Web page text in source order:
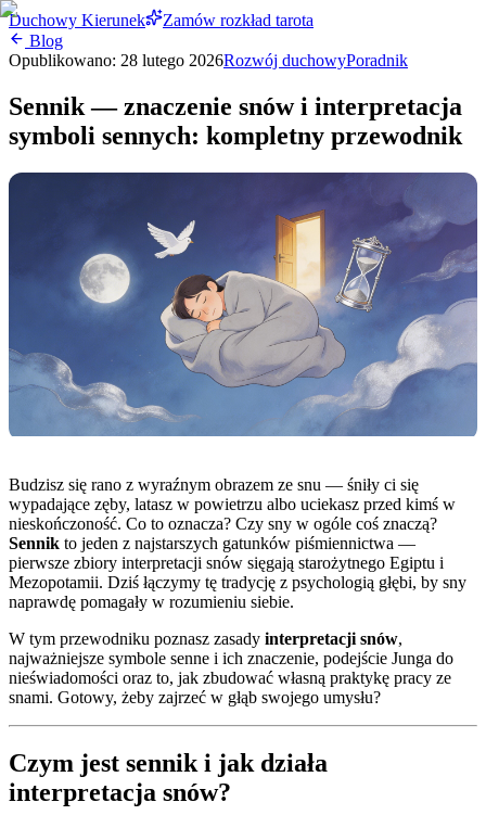
Duchowy Kierunek
Zamów rozkład tarota
Blog
Opublikowano: 28 lutego 2026Rozwój duchowyPoradnik
Sennik — znaczenie snów i interpretacja
symboli sennych: kompletny przewodnik
Budzisz się rano z wyraźnym obrazem ze snu — śniły ci się
wypadające zęby, latasz w powietrzu albo uciekasz przed kimś w
nieskończoność. Co to oznacza? Czy sny w ogóle coś znaczą?
Sennik to jeden z najstarszych gatunków piśmiennictwa —
pierwsze zbiory interpretacji snów sięgają starożytnego Egiptu i
Mezopotamii. Dziś łączymy tę tradycję z psychologią głębi, by sny
naprawdę pomagały w rozumieniu siebie.
W tym przewodniku poznasz zasady interpretacji snów,
najważniejsze symbole senne i ich znaczenie, podejście Junga do
nieświadomości oraz to, jak zbudować własną praktykę pracy ze
snami. Gotowy, żeby zajrzeć w głąb swojego umysłu?
Czym jest sennik i jak działa
interpretacja snów?